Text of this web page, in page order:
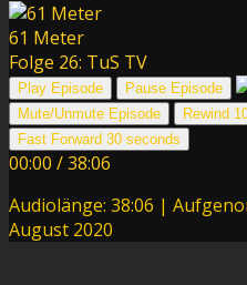
61 Meter
Folge 26: TuS TV
Play Episode
Pause Episode
Mute/Unmute Episode
Rewind
Fast Forward 30 seconds
00:00 /38:06
Audiolänge: 38:06 |
August 2020